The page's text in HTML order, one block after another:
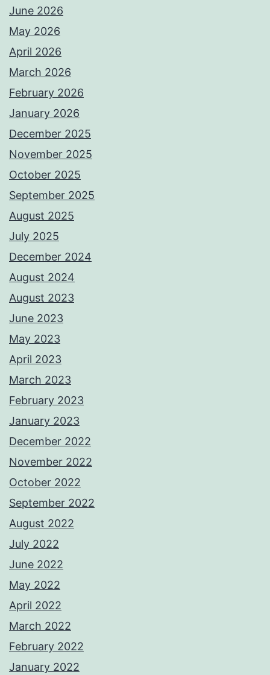
June 2026
May 2026
April 2026
March 2026
February 2026
January 2026
December 2025
November 2025
October 2025
September 2025
August 2025
July 2025
December 2024
August 2024
August 2023
June 2023
May 2023
April 2023
March 2023
February 2023
January 2023
December 2022
November 2022
October 2022
September 2022
August 2022
July 2022
June 2022
May 2022
April 2022
March 2022
February 2022
January 2022